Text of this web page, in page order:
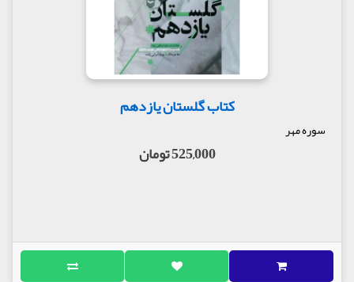
کتاب گلستان یازدهم
سوره مهر
525,000 تومان